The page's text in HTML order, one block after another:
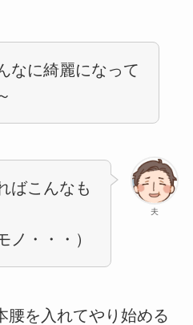
なに綺麗になって
夫
ばこんなも
ノ・・・）
腰を入れてやり始める